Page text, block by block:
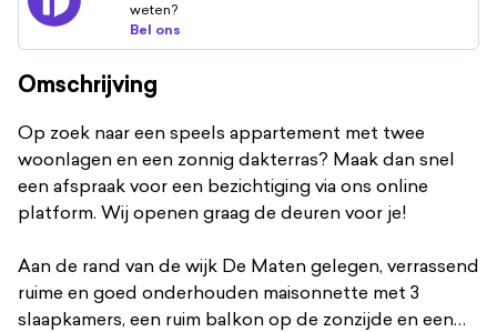
weten?
Bel ons
Omschrijving
Op zoek naar een speels appartement met twee
woonlagen en een zonnig dakterras? Maak dan snel
een afspraak voor een bezichtiging via ons online
platform. Wij openen graag de deuren voor je!
Aan de rand van de wijk De Maten gelegen, verrassend
ruime en goed onderhouden maisonnette met 3
slaapkamers, een ruim balkon op de zonzijde en een